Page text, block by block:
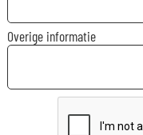
Overige informatie